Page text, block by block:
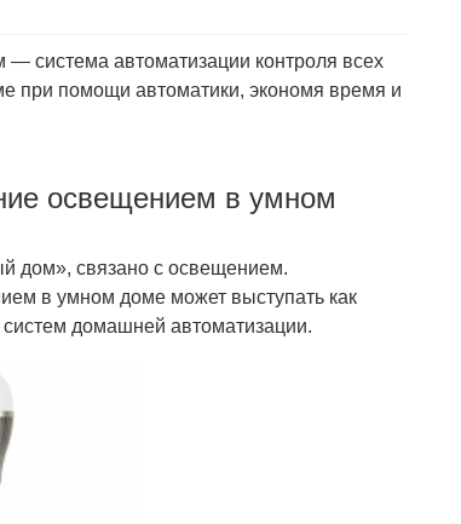
система автоматизации контроля всех
при помощи автоматики, экономя время и
освещением в умном
дом», связано с освещением.
в умном доме может выступать как
домашней автоматизации.